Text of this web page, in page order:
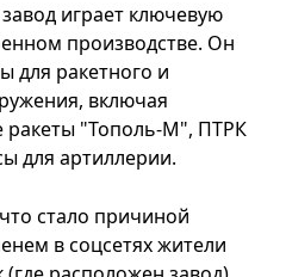
играет ключевую
производстве. Он
для ракетного и
включая
ракеты "Тополь-М", ПТРК
для артиллерии.
стало причиной
в соцсетях жители